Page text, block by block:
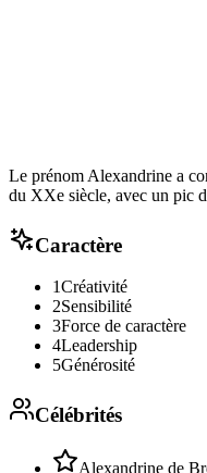
Le prénom Alexandrine a
du XXe siècle, avec un pic
Caractère
1Créativité
2Sensibilité
3Force de caractère
4Leadership
5Générosité
Célébrités
Alexandrine de